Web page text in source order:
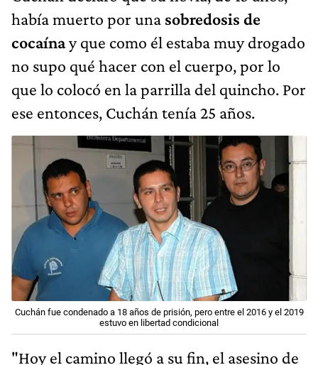
había muerto por una sobredosis de
cocaínay que como él estaba muy drogado
no supo qué hacer con el cuerpo, por lo
que lo colocó en la parrilla del quincho. Por
ese entonces, Cuchán tenía 25 años.
Cuchán fue condenado a 18 años de prisión, pero entre el 2016 y el 2019
estuvo en libertad condicional
"Hoy el camino llegó a su fin, el asesino de